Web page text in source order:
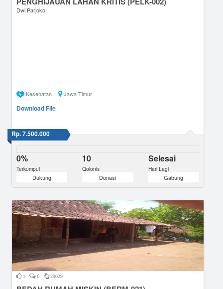
Dwi Parjoko
Kesehatan Jawa Timur
Download File
Rp. 7.500.000
0%
Terkumpul
10
Qolonis
Selesai
Hari Lagi
Dukung Donasi Gabung
1 0 29029